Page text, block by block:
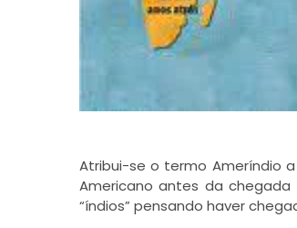
Atribui-se o termo Ameríndio
Americano antes da
“índios” pensando haver